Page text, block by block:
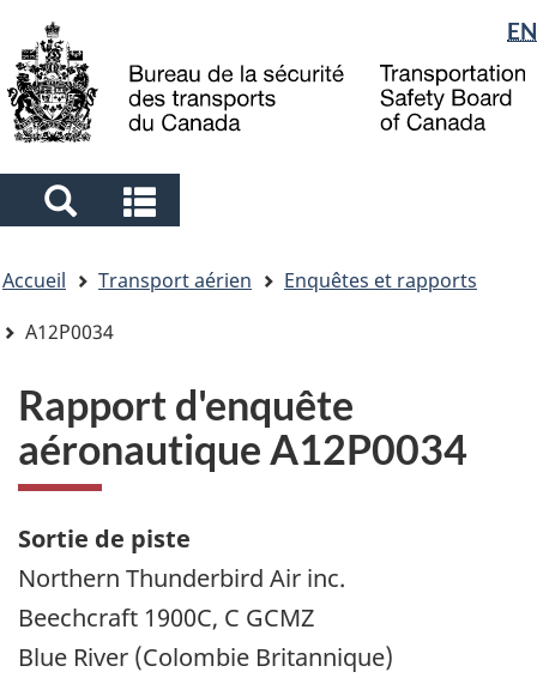
to
main
to
"About
government"
à
la
Sélection
de
la
langue
EN
Search
and
menus
and
menus
êtes
ici
Accueil Transport aérien
Enquêtes et rapports
A12P0034
Rapport d'enquête
aéronautique A12P0034
Sortie de piste
Northern Thunderbird Air inc.
Beechcraft 1900C, C GCMZ
Blue River (Colombie Britannique)